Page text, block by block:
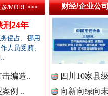
政网.中
新闻网.
“
刑24年
侵占、挪用
人员受贿、
编造..
例 ..
/MORE>>> 财经/企业公
四川10家县
向新向绿向